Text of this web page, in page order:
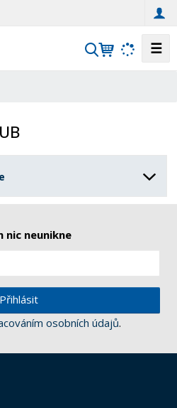
V
a
☰
nic neunikne
Přihlásit
osobních údajů.